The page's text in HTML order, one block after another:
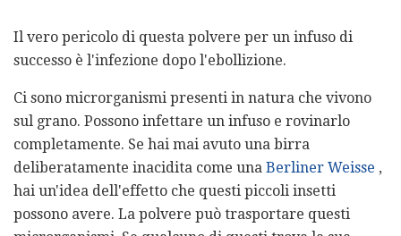
Il vero pericolo di questa polvere per un infuso di
successo è l'infezione dopo l'ebollizione.
Ci sono microrganismi presenti in natura che vivono
sul grano. Possono infettare un infuso e rovinarlo
completamente. Se hai mai avuto una birra
deliberatamente inacidita come una Berliner Weisse ,
hai un'idea dell'effetto che questi piccoli insetti
possono avere. La polvere può trasportare questi